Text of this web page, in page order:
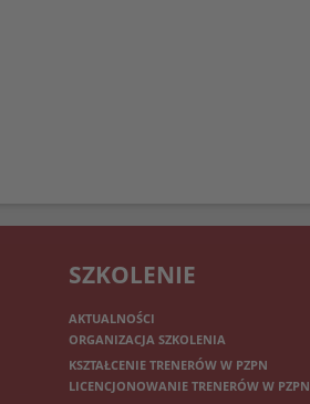
SZKOLENIE
AKTUALNOŚCI
ORGANIZACJA SZKOLENIA
KSZTAŁCENIE TRENERÓW W PZPN
LICENCJONOWANIE TRENERÓW W PZPN